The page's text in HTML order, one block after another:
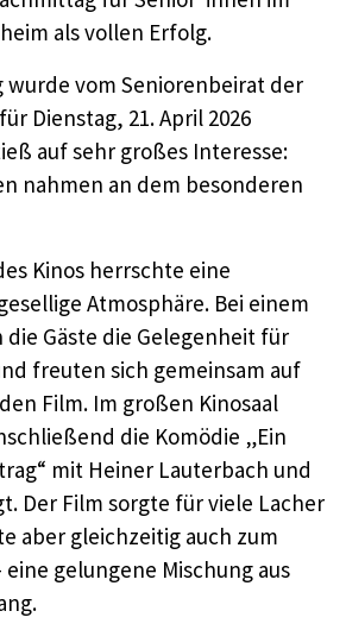
als vollen Erfolg.
wurde vom Seniorenbeirat der
Dienstag, 21. April 2026
auf sehr großes Interesse:
nahmen an dem besonderen
Kinos herrschte eine
Atmosphäre. Bei einem
die Gäste die Gelegenheit für
freuten sich gemeinsam auf
Film. Im großen Kinosaal
die Komödie „Ein
mit Heiner Lauterbach und
Der Film sorgte für viele Lacher
aber gleichzeitig auch zum
gelungene Mischung aus